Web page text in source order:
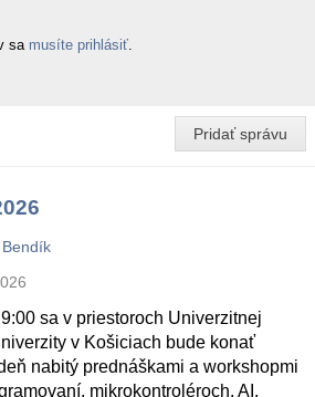
sa musíte prihlásiť
Pridať správu
sa v priestoroch Univerzitnej
v Košiciach bude konať
nabitý prednáškami a workshopmi
mikrokontroléroch, AI,